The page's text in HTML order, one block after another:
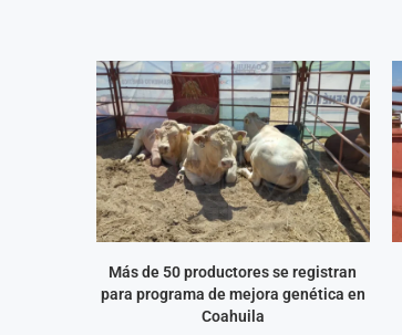
Más de 50 productores se registran
para programa de mejora genética en
Coahuila